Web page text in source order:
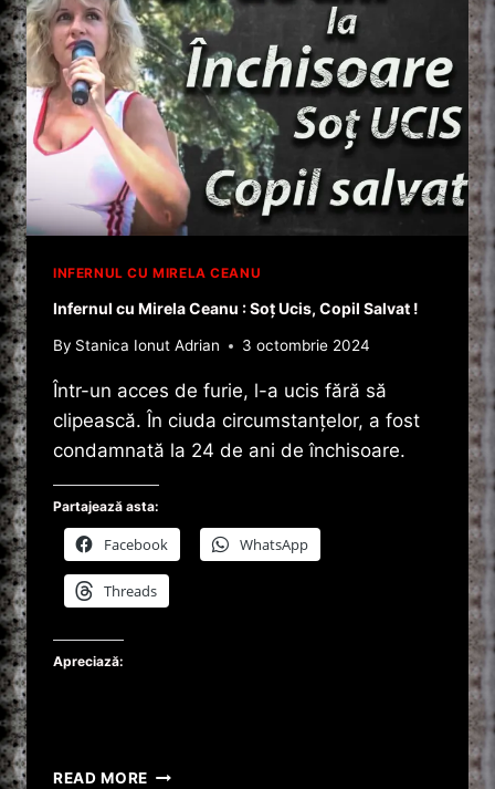
INFERNUL CU MIRELA CEANU
Infernul cu Mirela Ceanu : Soț Ucis, Copil Salvat !
By Stanica Ionut Adrian 3 octombrie 2024
Într-un acces de furie, l-a ucis fără să
clipească. În ciuda circumstanțelor, a fost
condamnată la 24 de ani de închisoare.
Partajează asta:
Facebook WhatsApp
Threads
Apreciază:
READ MORE INFERNUL